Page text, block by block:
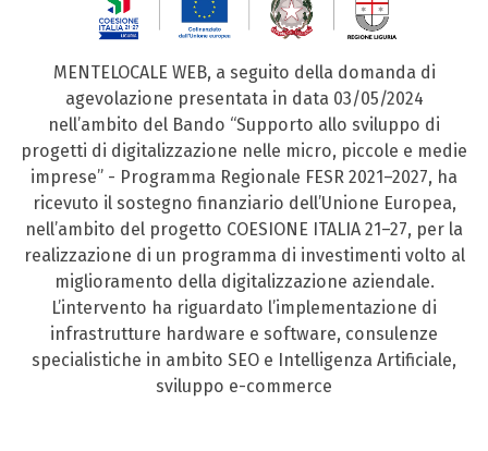
MENTELOCALE WEB, a seguito della domanda di
agevolazione presentata in data 03/05/2024
nell’ambito del Bando “Supporto allo sviluppo di
progetti di digitalizzazione nelle micro, piccole e medie
imprese” - Programma Regionale FESR 2021–2027, ha
ricevuto il sostegno finanziario dell’Unione Europea,
nell’ambito del progetto COESIONE ITALIA 21–27, per la
realizzazione di un programma di investimenti volto al
miglioramento della digitalizzazione aziendale.
L’intervento ha riguardato l’implementazione di
infrastrutture hardware e software, consulenze
specialistiche in ambito SEO e Intelligenza Artificiale,
sviluppo e-commerce